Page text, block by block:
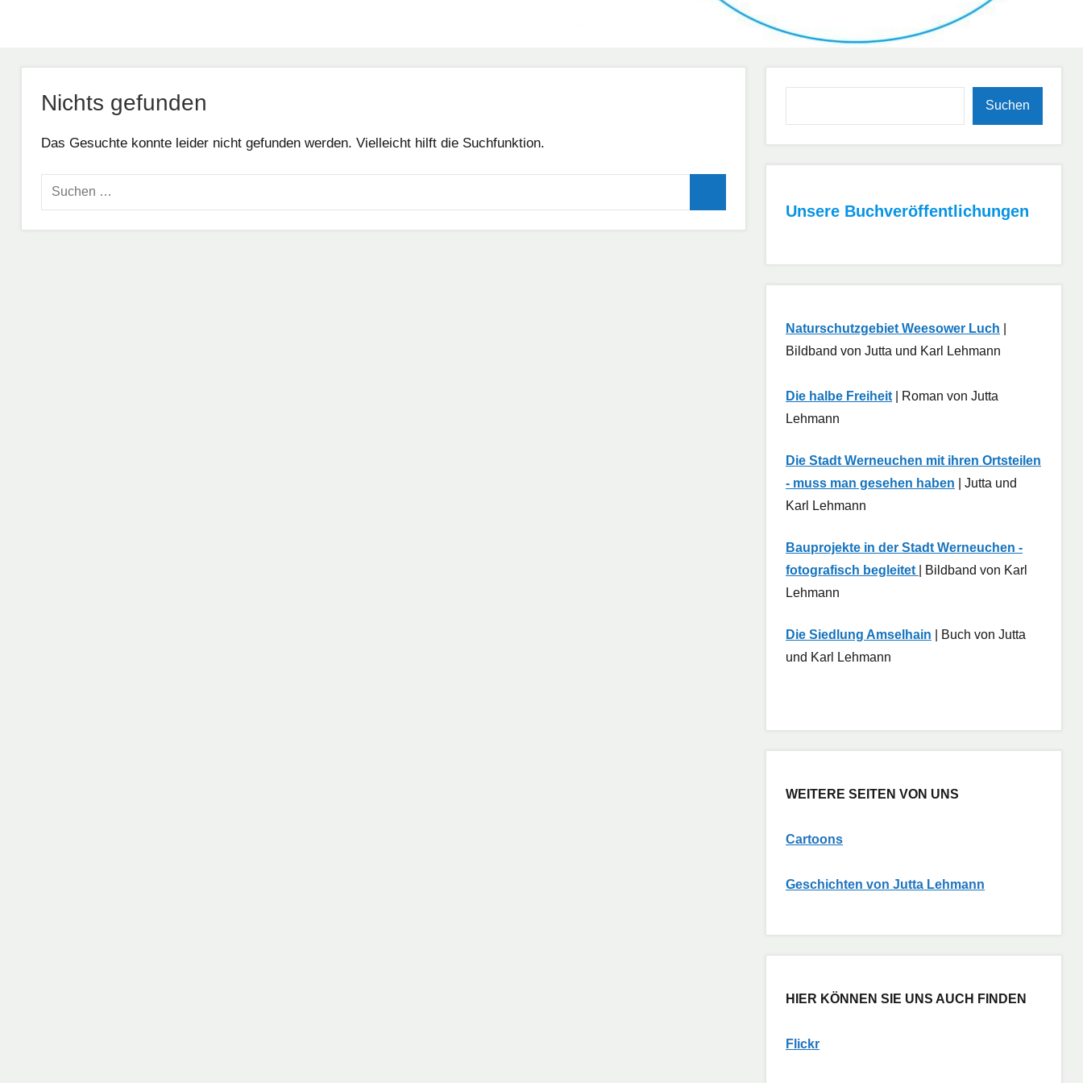
Nichts gefunden
Das Gesuchte konnte leider nicht gefunden werden. Vielleicht hilft die Suchfunktion.
Suchen
nach:
Suchen
Unsere Buchveröffentlichungen
Naturschutzgebiet Weesower Luch
Bildband von Jutta und Karl Lehmann
Die halbe Freiheit | Roman von Jutta
Lehmann
Die Stadt Werneuchen mit ihren Ortsteilen
- muss man gesehen haben | Jutta und
Karl Lehmann
Bauprojekte in der Stadt Werneuchen -
fotografisch begleitet
| Bildband von Karl
Lehmann
Die Siedlung Amselhain | Buch von Jutta
und Karl Lehmann
WEITERE SEITEN VON UNS
Cartoons
Geschichten von Jutta Lehmann
HIER KÖNNEN SIE UNS AUCH FINDEN
Flickr